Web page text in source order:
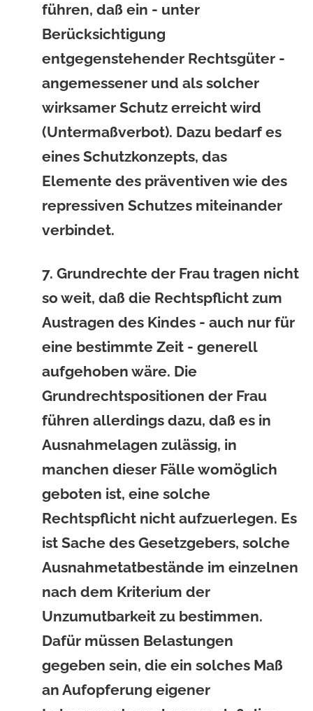
führen, daß ein - unter
Berücksichtigung
entgegenstehender Rechtsgüter -
angemessener und als solcher
wirksamer Schutz erreicht wird
(Untermaßverbot). Dazu bedarf es
eines Schutzkonzepts, das
Elemente des präventiven wie des
repressiven Schutzes miteinander
verbindet.
7. Grundrechte der Frau tragen nicht
so weit, daß die Rechtspflicht zum
Austragen des Kindes - auch nur für
eine bestimmte Zeit - generell
aufgehoben wäre. Die
Grundrechtspositionen der Frau
führen allerdings dazu, daß es in
Ausnahmelagen zulässig, in
manchen dieser Fälle womöglich
geboten ist, eine solche
Rechtspflicht nicht aufzuerlegen. Es
ist Sache des Gesetzgebers, solche
Ausnahmetatbestände im einzelnen
nach dem Kriterium der
Unzumutbarkeit zu bestimmen.
Dafür müssen Belastungen
gegeben sein, die ein solches Maß
an Aufopferung eigener